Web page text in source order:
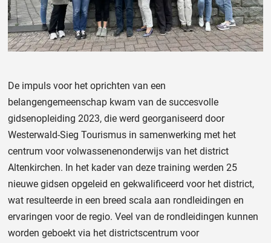
De impuls voor het oprichten van een
belangengemeenschap kwam van de succesvolle
gidsenopleiding 2023, die werd georganiseerd door
Westerwald-Sieg Tourismus in samenwerking met het
centrum voor volwassenenonderwijs van het district
Altenkirchen. In het kader van deze training werden 25
nieuwe gidsen opgeleid en gekwalificeerd voor het district,
wat resulteerde in een breed scala aan rondleidingen en
ervaringen voor de regio. Veel van de rondleidingen kunnen
worden geboekt via het districtscentrum voor